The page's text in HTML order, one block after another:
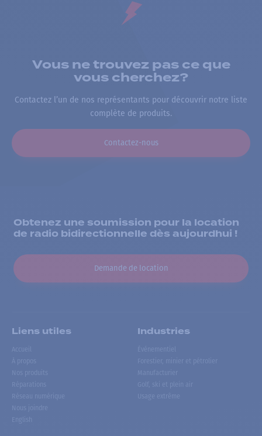
Vous ne trouvez pas ce que
vous cherchez?
Contactez l’un de nos représentants pour découvrir notre liste
complète de produits.
Contactez-nous
Obtenez une soumission pour la location
de radio bidirectionnelle dès aujourdhui !
Demande de location
Liens utiles
Accueil
À propos
Nos produits
Réparations
Réseau numérique
Nous joindre
English
Industries
Événementiel
Forestier, minier et pétrolier
Manufacturier
Golf, ski et plein air
Usage extrême